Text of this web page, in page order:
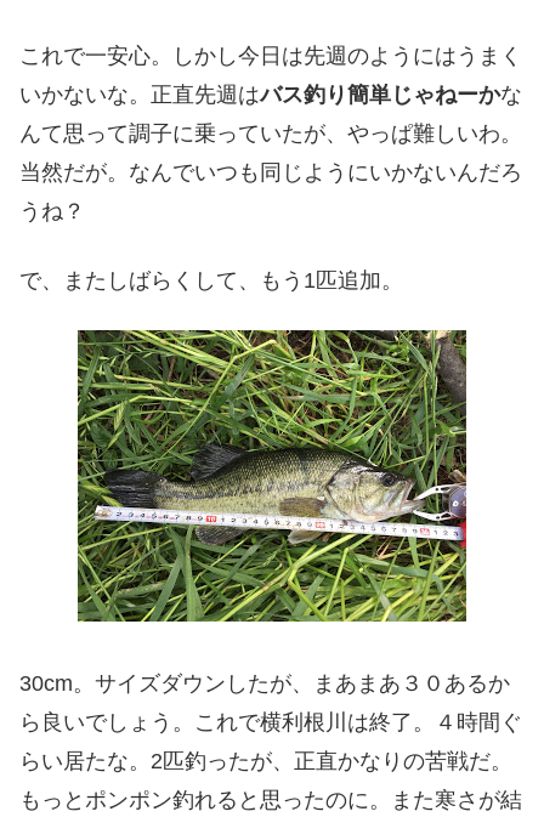
これで一安心。しかし今日は先週のようにはうまく
いかないな。正直先週はバス釣り簡単じゃねーかな
んて思って調子に乗っていたが、やっぱ難しいわ。
当然だが。なんでいつも同じようにいかないんだろ
うね？
で、またしばらくして、もう1匹追加。
30cm。サイズダウンしたが、まあまあ３０あるか
ら良いでしょう。これで横利根川は終了。４時間ぐ
らい居たな。2匹釣ったが、正直かなりの苦戦だ。
もっとポンポン釣れると思ったのに。また寒さが結